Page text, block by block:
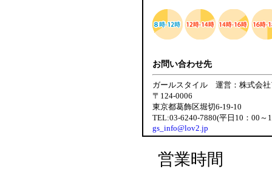
お問い合わせ先
ガールスタイル 運営：株式会社
〒124-0006
東京都葛飾区堀切6-19-10
TEL:03-6240-7880(平日10：00～
gs_info@lov2.jp
営業時間